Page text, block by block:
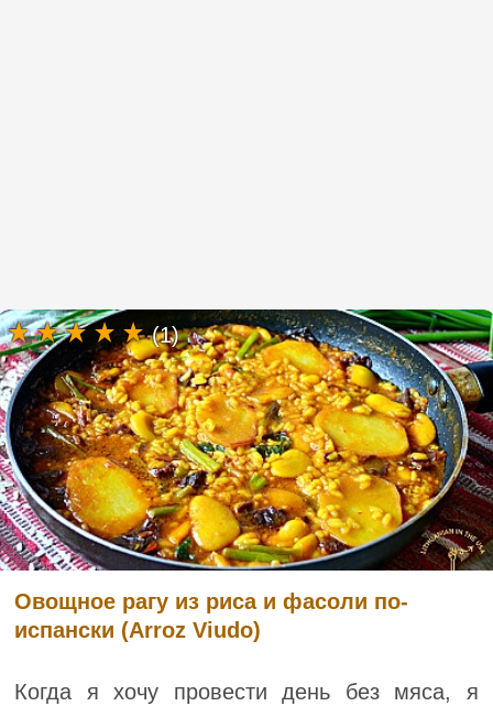
Овощное рагу из риса и фасоли по-
испански (Arroz Viudo)
Когда я хочу провести день без мяса, я
(1)